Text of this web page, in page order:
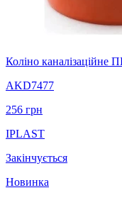
Коліно
AKD7477
256 грн
IPLAST
Закінчується
Новинка